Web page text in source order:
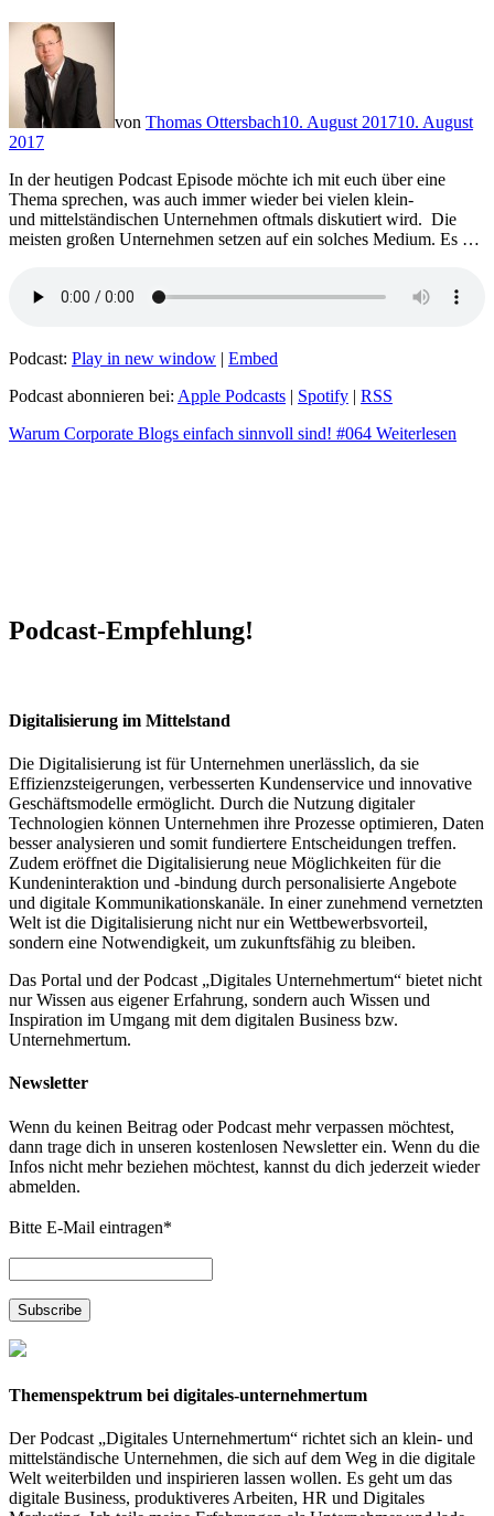
von Thomas Ottersbach10. August 201710. August
2017
In der heutigen Podcast Episode möchte ich mit euch über eine
Thema sprechen, was auch immer wieder bei vielen klein-
und mittelständischen Unternehmen oftmals diskutiert wird. Die
meisten großen Unternehmen setzen auf ein solches Medium. Es …
Podcast: Play in new window | Embed
Podcast abonnieren bei: Apple Podcasts | Spotify | RSS
Warum Corporate Blogs einfach sinnvoll sind! #064 Weiterlesen
Podcast-Empfehlung!
Digitalisierung im Mittelstand
Die Digitalisierung ist für Unternehmen unerlässlich, da sie
Effizienzsteigerungen, verbesserten Kundenservice und innovative
Geschäftsmodelle ermöglicht. Durch die Nutzung digitaler
Technologien können Unternehmen ihre Prozesse optimieren, Daten
besser analysieren und somit fundiertere Entscheidungen treffen.
Zudem eröffnet die Digitalisierung neue Möglichkeiten für die
Kundeninteraktion und -bindung durch personalisierte Angebote
und digitale Kommunikationskanäle. In einer zunehmend vernetzten
Welt ist die Digitalisierung nicht nur ein Wettbewerbsvorteil,
sondern eine Notwendigkeit, um zukunftsfähig zu bleiben.
Das Portal und der Podcast „Digitales Unternehmertum“ bietet nicht
nur Wissen aus eigener Erfahrung, sondern auch Wissen und
Inspiration im Umgang mit dem digitalen Business bzw.
Unternehmertum.
Newsletter
Wenn du keinen Beitrag oder Podcast mehr verpassen möchtest,
dann trage dich in unseren kostenlosen Newsletter ein. Wenn du die
Infos nicht mehr beziehen möchtest, kannst du dich jederzeit wieder
abmelden.
Bitte E-Mail eintragen*
Themenspektrum bei digitales-unternehmertum
Der Podcast „Digitales Unternehmertum“ richtet sich an klein- und
mittelständische Unternehmen, die sich auf dem Weg in die digitale
Welt weiterbilden und inspirieren lassen wollen. Es geht um das
digitale Business, produktiveres Arbeiten, HR und Digitales